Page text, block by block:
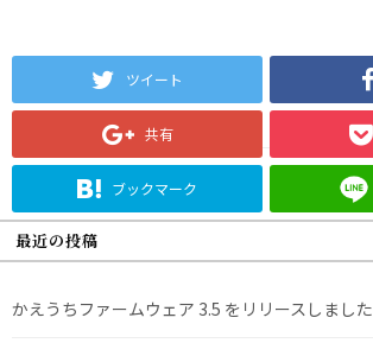
ツイート
共有
ブックマーク
最近の投稿
かえうちファームウェア 3.5 をリリースしました